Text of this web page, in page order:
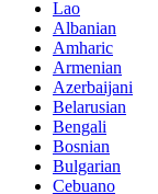
Lao
Albanian
Amharic
Armenian
Azerbaijani
Belarusian
Bengali
Bosnian
Bulgarian
Cebuano